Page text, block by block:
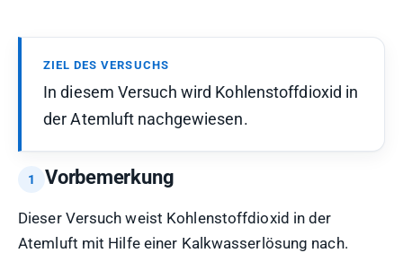
ZIEL DES VERSUCHS
In diesem Versuch wird Kohlenstoffdioxid in
der Atemluft nachgewiesen.
Vorbemerkung
Dieser Versuch weist Kohlenstoffdioxid in der
Atemluft mit Hilfe einer Kalkwasserlösung nach.